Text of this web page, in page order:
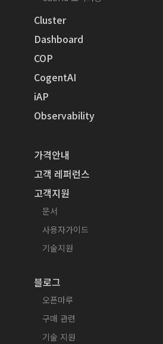
Cluster
Dashboard
COP
CogentAI
iAP
Observability
가격안내
고객 레퍼런스
고객지원
문서
사용자가이드
기술지원
블로그
오픈마루
구매 관련
기술 지원